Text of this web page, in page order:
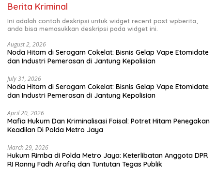
Berita Kriminal
Ini adalah contoh deskripsi untuk widget recent post wpberita,
anda bisa memasukkan deskripsi pada widget ini.
August 2, 2026
Noda Hitam di Seragam Cokelat: Bisnis Gelap Vape Etomidate
dan Industri Pemerasan di Jantung Kepolisian
July 31, 2026
Noda Hitam di Seragam Cokelat: Bisnis Gelap Vape Etomidate
dan Industri Pemerasan di Jantung Kepolisian
April 20, 2026
Mafia Hukum Dan Kriminalisasi Faisal: Potret Hitam Penegakan
Keadilan Di Polda Metro Jaya
March 29, 2026
Hukum Rimba di Polda Metro Jaya: Keterlibatan Anggota DPR
RI Ranny Fadh Arafiq dan Tuntutan Tegas Publik